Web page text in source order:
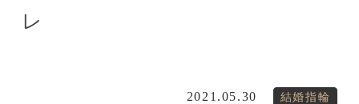
レ
2021.05.30 結婚指輪